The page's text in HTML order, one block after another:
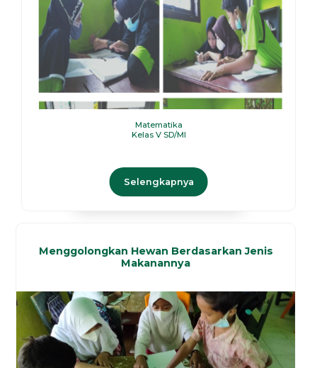
Matematika
Kelas V SD/MI
Selengkapnya
Menggolongkan Hewan Berdasarkan Jenis
Makanannya